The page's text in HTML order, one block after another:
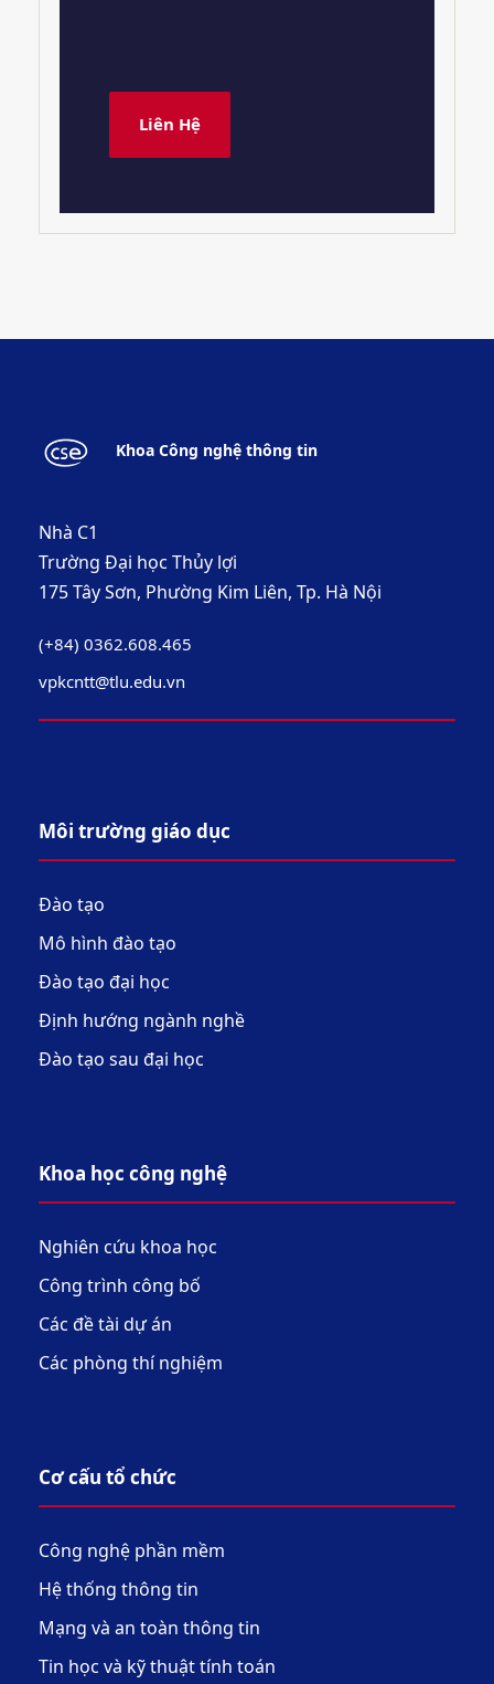
Liên Hệ
Khoa Công nghệ thông tin
Nhà C1
Trường Đại học Thủy lợi
175 Tây Sơn, Phường Kim Liên, Tp. Hà Nội
(+84) 0362.608.465
vpkcntt@tlu.edu.vn
Môi trường giáo dục
Đào tạo
Mô hình đào tạo
Đào tạo đại học
Định hướng ngành nghề
Đào tạo sau đại học
Khoa học công nghệ
Nghiên cứu khoa học
Công trình công bố
Các đề tài dự án
Các phòng thí nghiệm
Cơ cấu tổ chức
Công nghệ phần mềm
Hệ thống thông tin
Mạng và an toàn thông tin
Tin học và kỹ thuật tính toán